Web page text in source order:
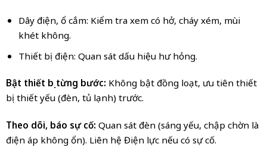
Dây điện, ổ cắm: Kiểm tra xem có hở, cháy xém, mùi
khét không.
Thiết bị điện: Quan sát dấu hiệu hư hỏng.
Bật thiết bị từng bước: Không bật đồng loạt, ưu tiên thiết
bị thiết yếu (đèn, tủ lạnh) trước.
Theo dõi, báo sự cố: Quan sát đèn (sáng yếu, chập chờn là
điện áp không ổn). Liên hệ Điện lực nếu có sự cố.